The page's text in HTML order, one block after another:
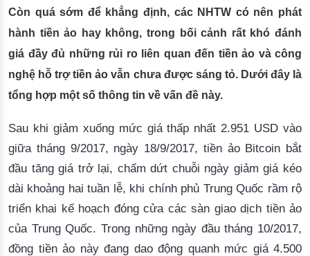
Còn quá sớm để khẳng định, các NHTW có nên phát
hành tiền ảo hay không, trong bối cảnh rất khó đánh
giá đầy đủ những rủi ro liên quan đến tiền ảo và công
nghệ hỗ trợ tiền ảo vẫn chưa được sáng tỏ. Dưới đây là
tổng hợp một số thông tin về vấn đề này.
Sau khi giảm xuống mức giá thấp nhất 2.951 USD vào
giữa tháng 9/2017, ngày 18/9/2017, tiền ảo Bitcoin bắt
đầu tăng giá trở lại, chấm dứt chuỗi ngày giảm giá kéo
dài khoảng hai tuần lễ, khi chính phủ Trung Quốc rầm rộ
triển khai kế hoạch đóng cửa các sàn giao dịch tiền ảo
của Trung Quốc. Trong những ngày đầu tháng 10/2017,
đồng tiền ảo này đang dao động quanh mức giá 4.500